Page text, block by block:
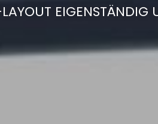
EIGENSTÄNDIG